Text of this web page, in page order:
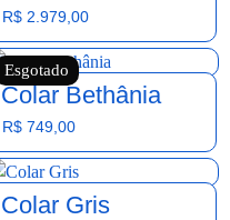
R$ 2.979,00
Esgotado
Colar Bethânia
R$ 749,00
Colar Gris